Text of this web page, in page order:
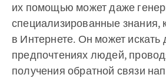
их помощью может даже
специализированные знания,
в Интернете. Он может искать
предпочтениях людей,
получения обратной связи